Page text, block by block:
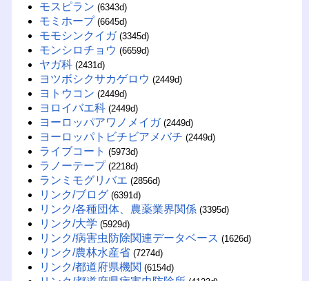
モスピラン (6343d)
モミホープ (6645d)
モモシンクイガ (3345d)
モンシロチョウ (6659d)
ヤガ科 (2431d)
ヨツボシクサカゲロウ (2449d)
ヨトウコン (2449d)
ヨロイバエ科 (2449d)
ヨーロッパアワノメイガ (2449d)
ヨーロッパトビチビアメバチ (2449d)
ライブコート (5973d)
ラノーテープ (2218d)
ランミモグリバエ (2856d)
リンク/ブログ (6391d)
リンク/各種団体、農薬業界関係 (3395d)
リンク/大学 (5929d)
リンク/病害虫防除関連データベース (1626d)
リンク/農林水産省 (7274d)
リンク/都道府県機関 (6154d)